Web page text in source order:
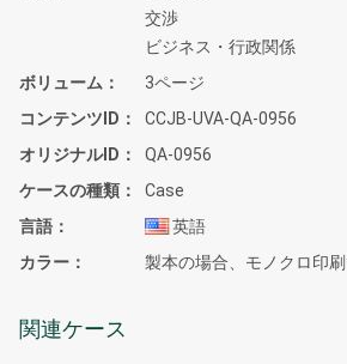
交渉
ビジネス・行政関係
ボリューム
3ページ
コンテンツID
CCJB-UVA-QA-0956
オリジナルID
QA-0956
ケースの種類
Case
言語
英語
カラー
製本の場合、モノクロ印
関連ケース